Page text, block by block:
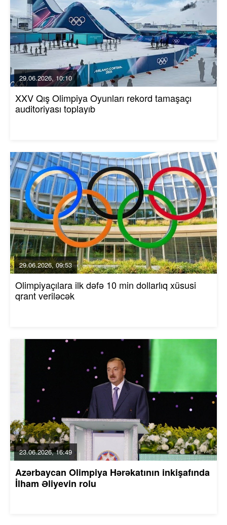
29.06.2026, 10:10
XXV Qış Olimpiya Oyunları rekord tamaşaçı
auditoriyası toplayıb
29.06.2026, 09:53
Olimpiyaçılara ilk dəfə 10 min dollarlıq xüsusi
qrant veriləcək
23.06.2026, 16:49
Azərbaycan Olimpiya Hərəkatının inkişafında
İlham Əliyevin rolu